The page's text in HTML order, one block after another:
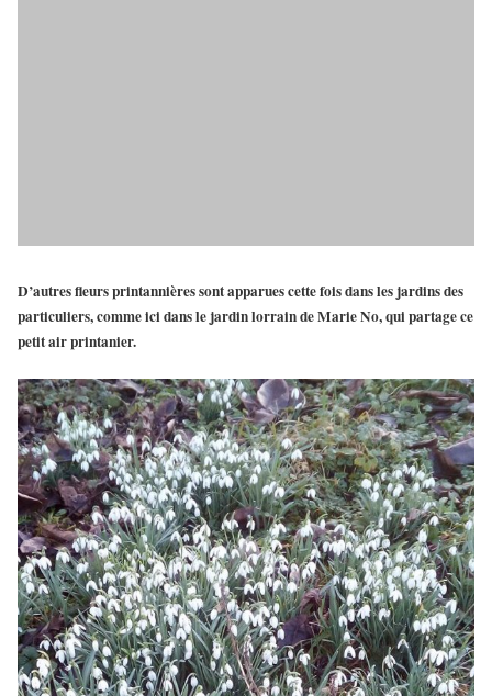
D’autres fleurs printannières sont apparues cette fois dans les jardins des
particuliers, comme ici dans le jardin lorrain de Marie No, qui partage ce
petit air printanier.